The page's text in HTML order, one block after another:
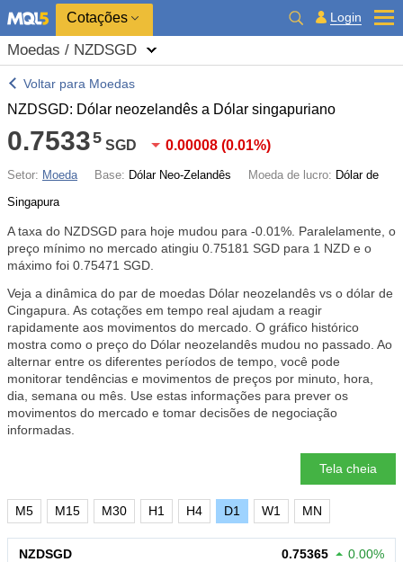
Cotações Login
Moedas / NZDSGD
Voltar para Moedas
NZDSGD: Dólar neozelandês a Dólar singapuriano
0.75335 SGD 0.00008 (0.01%)
Setor: Moeda Base: Dólar Neo-Zelandês Moeda de lucro: Dólar de
Singapura
A taxa do NZDSGD para hoje mudou para -0.01% . Paralelamente, o
preço mínimo no mercado atingiu 0.75181 SGD para 1 NZD e o
máximo foi 0.75471 SGD.
Veja a dinâmica do par de moedas Dólar neozelandês vs o dólar de
Cingapura. As cotações em tempo real ajudam a reagir
rapidamente aos movimentos do mercado. O gráfico histórico
mostra como o preço do Dólar neozelandês mudou no passado. Ao
alternar entre os diferentes períodos de tempo, você pode
monitorar tendências e movimentos de preços por minuto, hora,
dia, semana ou mês. Use estas informações para prever os
movimentos do mercado e tomar decisões de negociação
informadas.
Tela cheia
M5 M15 M30 H1 H4 D1 W1 MN
NZDSGD 0.75365 0.00%